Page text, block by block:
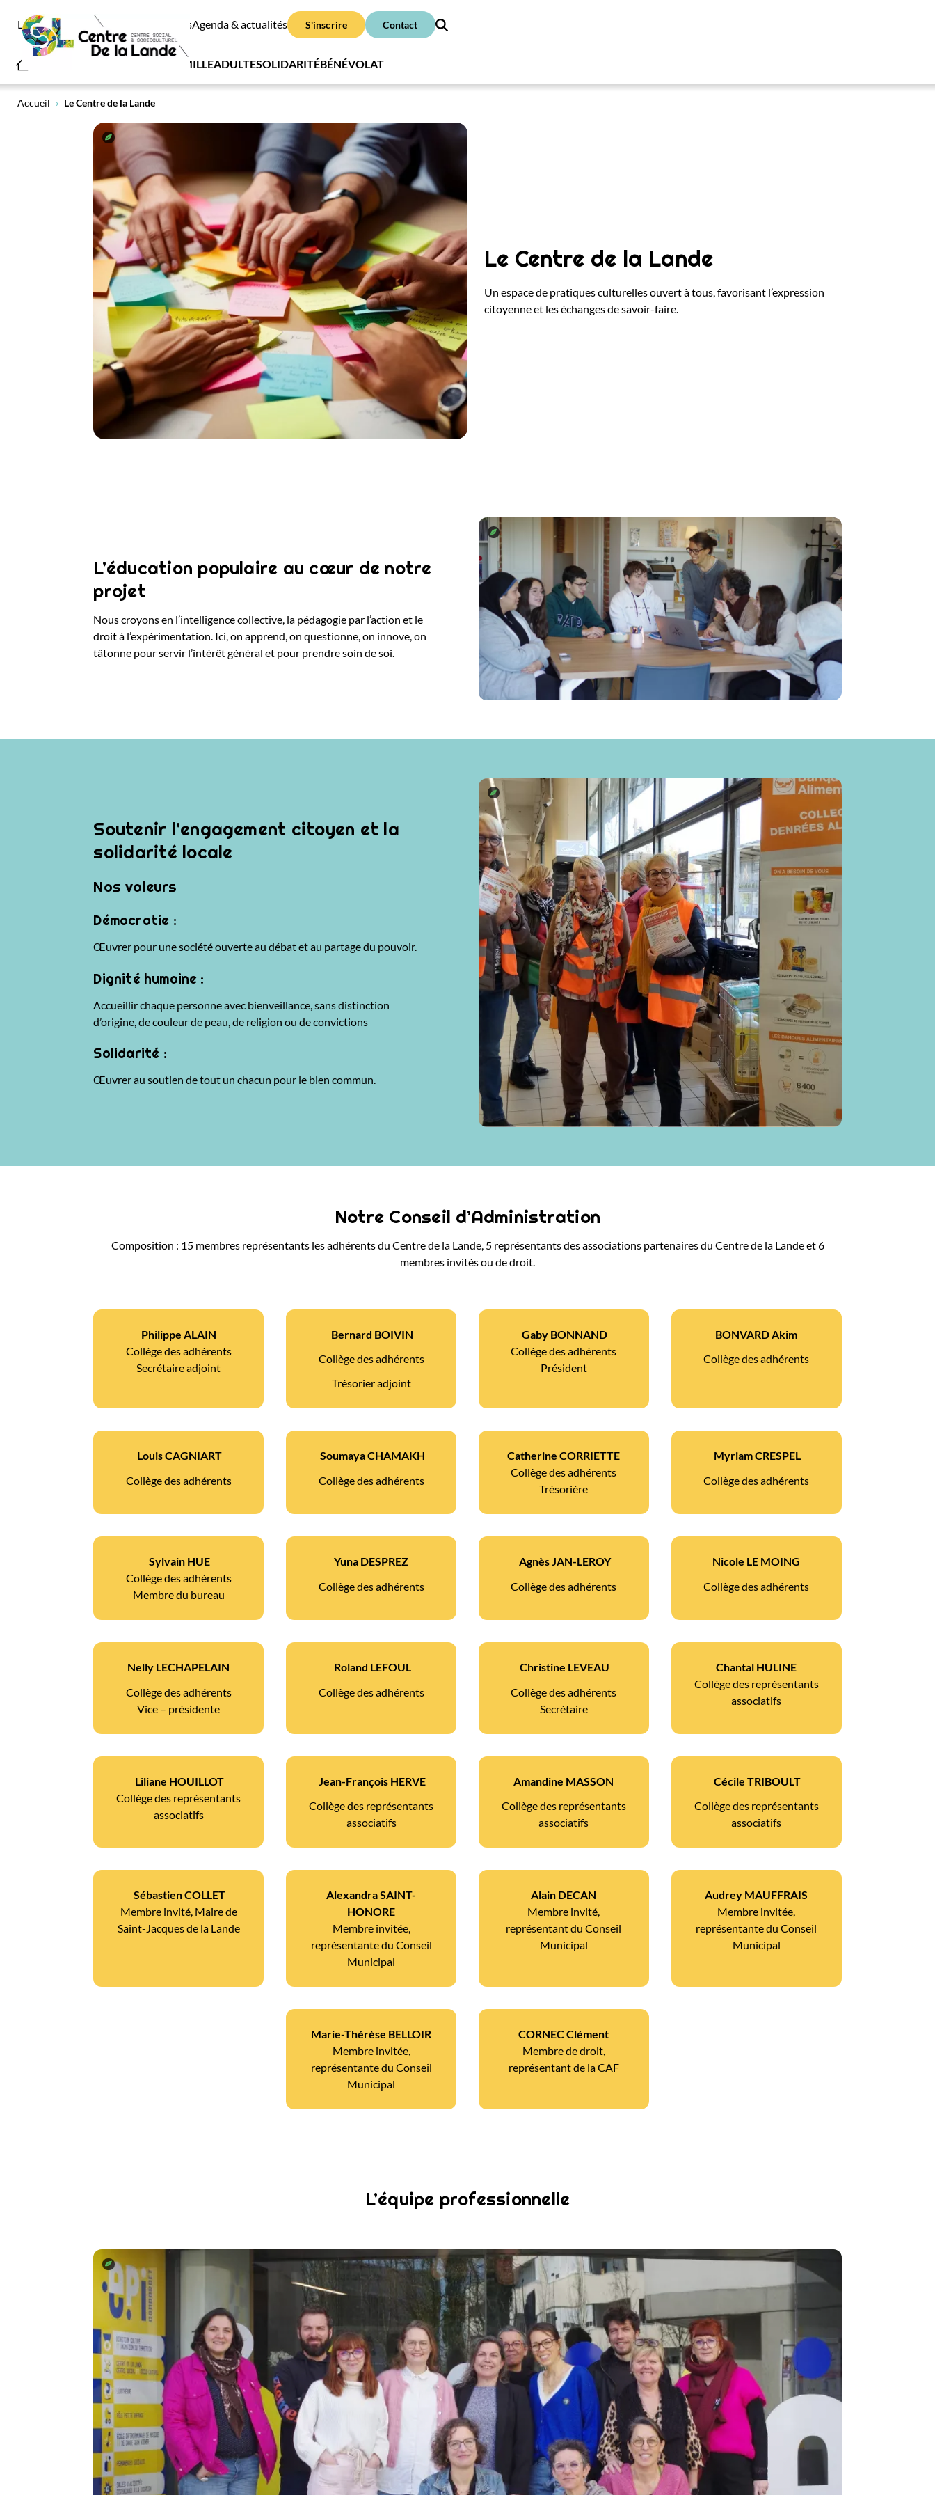
FAMILLEADULTESOLIDARITÉBÉNÉVOLAT
Le Centre de la Lande Infos pratiquesAgenda & actualités S'inscrire Contact
Accueil › Le Centre de la Lande
Le Centre de la Lande
Un espace de pratiques culturelles ouvert à tous, favorisant l’expression
citoyenne et les échanges de savoir-faire.
L’éducation populaire au cœur de notre
projet
Nous croyons en l’intelligence collective, la pédagogie par l’action et le
droit à l’expérimentation. Ici, on apprend, on questionne, on innove, on
tâtonne pour servir l’intérêt général et pour prendre soin de soi.
Soutenir l’engagement citoyen et la
solidarité locale
Nos valeurs
Démocratie :
Œuvrer pour une société ouverte au débat et au partage du pouvoir.
Dignité humaine :
Accueillir chaque personne avec bienveillance, sans distinction
d’origine, de couleur de peau, de religion ou de convictions
Solidarité :
Œuvrer au soutien de tout un chacun pour le bien commun.
Notre Conseil d’Administration
Composition : 15 membres représentants les adhérents du Centre de la Lande, 5 représentants des associations partenaires du Centre de la Lande et 6
membres invités ou de droit.
Philippe ALAIN
Collège des adhérents
Secrétaire adjoint
Bernard BOIVIN
Collège des adhérents
Trésorier adjoint
Gaby BONNAND
Collège des adhérents
Président
BONVARD Akim
Collège des adhérents
Louis CAGNIART
Collège des adhérents
Soumaya CHAMAKH
Collège des adhérents
Catherine CORRIETTE
Collège des adhérents
Trésorière
Myriam CRESPEL
Collège des adhérents
Sylvain HUE
Collège des adhérents
Membre du bureau
Yuna DESPREZ
Collège des adhérents
Agnès JAN-LEROY
Collège des adhérents
Nicole LE MOING
Collège des adhérents
Nelly LECHAPELAIN
Collège des adhérents
Vice – présidente
Roland LEFOUL
Collège des adhérents
Christine LEVEAU
Collège des adhérents
Secrétaire
Chantal HULINE
Collège des représentants
associatifs
Liliane HOUILLOT
Collège des représentants
associatifs
Jean-François HERVE
Collège des représentants
associatifs
Amandine MASSON
Collège des représentants
associatifs
Cécile TRIBOULT
Collège des représentants
associatifs
Sébastien COLLET
Membre invité, Maire de
Saint-Jacques de la Lande
Alexandra SAINT-
HONORE
Membre invitée,
représentante du Conseil
Municipal
Alain DECAN
Membre invité,
représentant du Conseil
Municipal
Audrey MAUFFRAIS
Membre invitée,
représentante du Conseil
Municipal
Marie-Thérèse BELLOIR
Membre invitée,
représentante du Conseil
Municipal
CORNEC Clément
Membre de droit,
représentant de la CAF
L’équipe professionnelle